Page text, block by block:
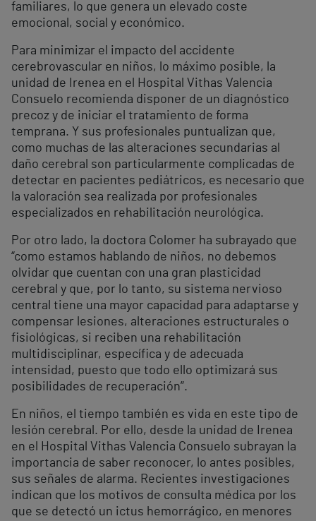
familiares, lo que genera un elevado coste
emocional, social y económico.
Para minimizar el impacto del accidente
cerebrovascular en niños, lo máximo posible, la
unidad de Irenea en el Hospital Vithas Valencia
Consuelo recomienda disponer de un diagnóstico
precoz y de iniciar el tratamiento de forma
temprana. Y sus profesionales puntualizan que,
como muchas de las alteraciones secundarias al
daño cerebral son particularmente complicadas de
detectar en pacientes pediátricos, es necesario que
la valoración sea realizada por profesionales
especializados en rehabilitación neurológica.
Por otro lado, la doctora Colomer ha subrayado que
“como estamos hablando de niños, no debemos
olvidar que cuentan con una gran plasticidad
cerebral y que, por lo tanto, su sistema nervioso
central tiene una mayor capacidad para adaptarse y
compensar lesiones, alteraciones estructurales o
fisiológicas, si reciben una rehabilitación
multidisciplinar, específica y de adecuada
intensidad, puesto que todo ello optimizará sus
posibilidades de recuperación”.
En niños, el tiempo también es vida en este tipo de
lesión cerebral. Por ello, desde la unidad de Irenea
en el Hospital Vithas Valencia Consuelo subrayan la
importancia de saber reconocer, lo antes posibles,
sus señales de alarma. Recientes investigaciones
indican que los motivos de consulta médica por los
que se detectó un ictus hemorrágico, en menores